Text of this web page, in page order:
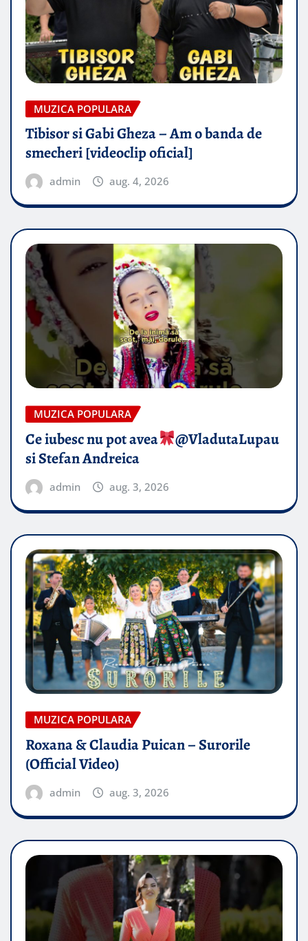
MUZICA POPULARA
Tibisor si Gabi Gheza – Am o banda de
smecheri [videoclip oficial]
admin aug. 4, 2026
MUZICA POPULARA
Ce iubesc nu pot avea
​@VladutaLupau
si Stefan Andreica
admin aug. 3, 2026
MUZICA POPULARA
Roxana & Claudia Puican – Surorile
(Official Video)
admin aug. 3, 2026